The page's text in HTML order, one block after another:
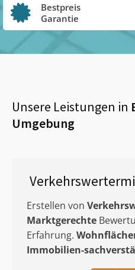
Bestpreis
Garantie
Unsere Leistungen in
Umgebung
Erstellen von
Marktgerechte
Erfahrung.
Immobilien-